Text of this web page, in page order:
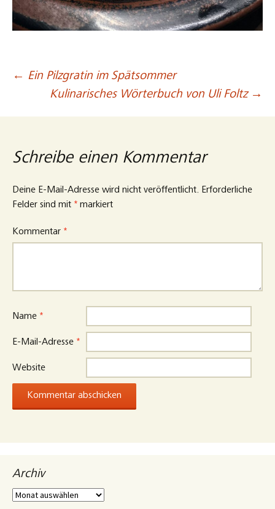
Beitragsnavigation
← Ein Pilzgratin im Spätsommer
Kulinarisches Wörterbuch von Uli Foltz →
Schreibe einen Kommentar
Deine E-Mail-Adresse wird nicht veröffentlicht. Erforderliche
Felder sind mit * markiert
Kommentar *
Name *
E-Mail-Adresse *
Website
Archiv
Archiv